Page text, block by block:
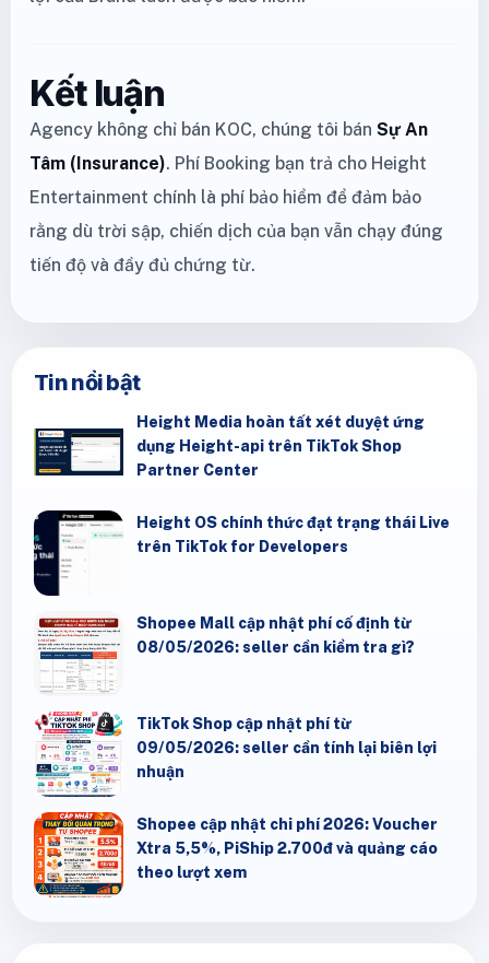
Kết luận
Agency không chỉ bán KOC, chúng tôi bán Sự An
Tâm (Insurance). Phí Booking bạn trả cho Height
Entertainment chính là phí bảo hiểm để đảm bảo
rằng dù trời sập, chiến dịch của bạn vẫn chạy đúng
tiến độ và đầy đủ chứng từ.
Tin nổi bật
Height Media hoàn tất xét duyệt ứng
dụng Height-api trên TikTok Shop
Partner Center
Height OS chính thức đạt trạng thái Live
trên TikTok for Developers
Shopee Mall cập nhật phí cố định từ
08/05/2026: seller cần kiểm tra gì?
TikTok Shop cập nhật phí từ
09/05/2026: seller cần tính lại biên lợi
nhuận
Shopee cập nhật chi phí 2026: Voucher
Xtra 5,5%, PiShip 2.700đ và quảng cáo
theo lượt xem